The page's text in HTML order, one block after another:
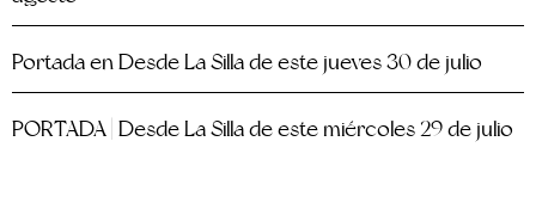
Portada en Desde La Silla de este jueves 30 de julio
PORTADA | Desde La Silla de este miércoles 29 de julio